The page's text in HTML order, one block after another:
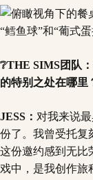
❔THE SIMS团队
的特别之处在哪里
JESS： 对我来说
份了。我曾受托复
这份邀约感到无比
戏中，是我创作旅